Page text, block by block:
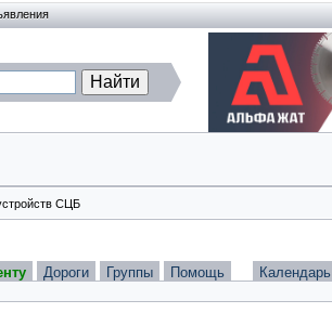
СЦБ
Дороги Группы Помощь Календарь